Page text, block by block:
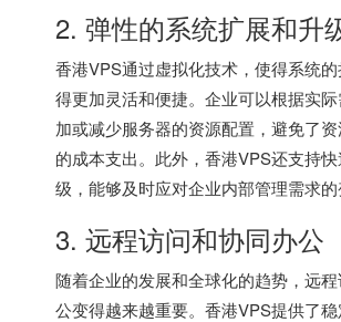
2. 弹性的系统扩展和升
香港VPS通过虚拟化技术，使得系统
得更加灵活和便捷。企业可以根据实
加或减少服务器的资源配置，避免了
的成本支出。此外， 香港VPS还支持
级，能够及时应对企业内部管理需求的
3. 远程访问和协同办公
随着企业的发展和全球化的趋势，远
公变得越来越重要。香港VPS提供了